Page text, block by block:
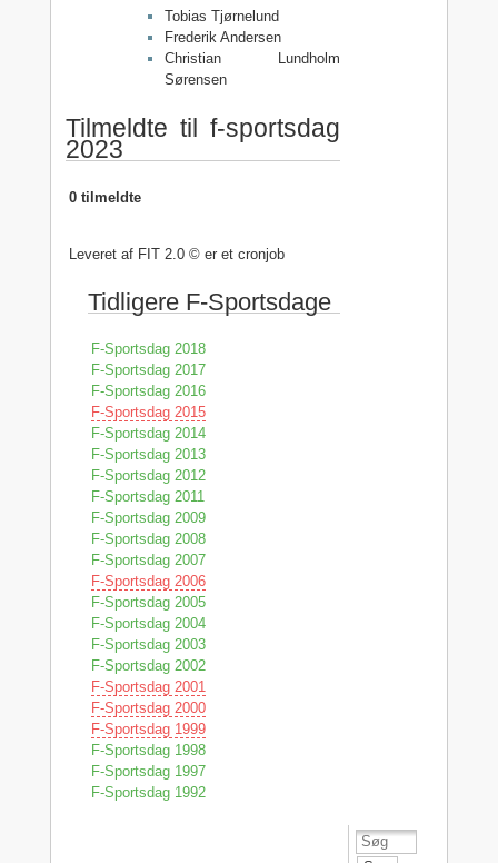
Tobias Tjørnelund
Frederik Andersen
Christian Lundholm
Sørensen
Tilmeldte til f-sportsdag
2023
0 tilmeldte
Leveret af FIT 2.0 © er et cronjob
Tidligere F-Sportsdage
F-Sportsdag 2018
F-Sportsdag 2017
F-Sportsdag 2016
F-Sportsdag 2015
F-Sportsdag 2014
F-Sportsdag 2013
F-Sportsdag 2012
F-Sportsdag 2011
F-Sportsdag 2009
F-Sportsdag 2008
F-Sportsdag 2007
F-Sportsdag 2006
F-Sportsdag 2005
F-Sportsdag 2004
F-Sportsdag 2003
F-Sportsdag 2002
F-Sportsdag 2001
F-Sportsdag 2000
F-Sportsdag 1999
F-Sportsdag 1998
F-Sportsdag 1997
F-Sportsdag 1992